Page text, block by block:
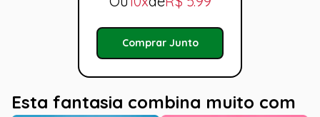
Comprar Junto
Esta fantasia combina muito com